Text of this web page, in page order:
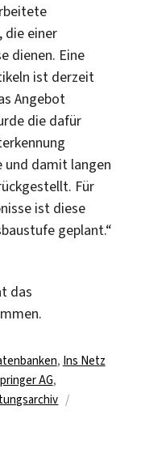
die einer
dienen. Eine
ist derzeit
Angebot
die dafür
und damit langen
Für
ist diese
geplant.“
das
, Ins Netz
AG,